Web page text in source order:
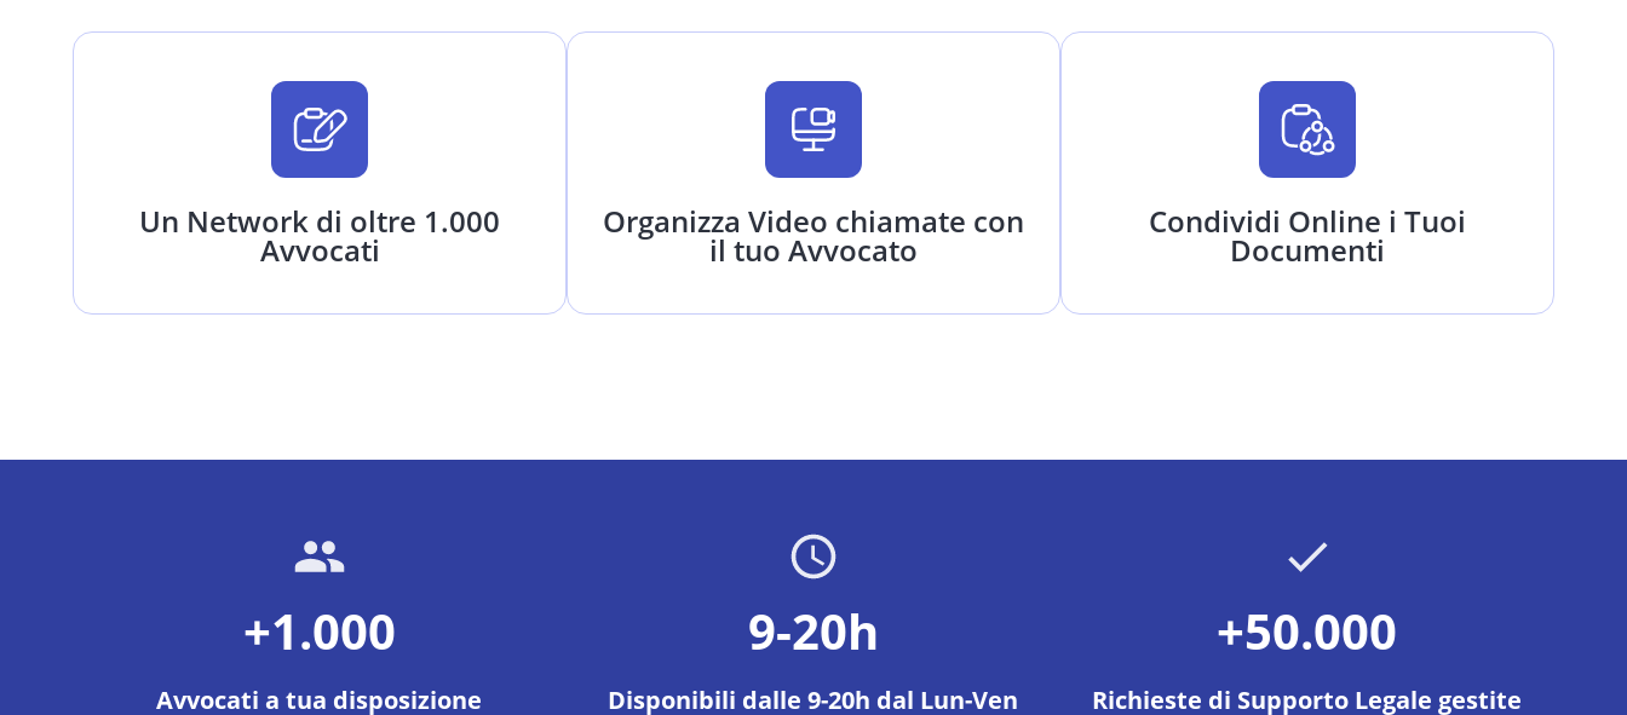
Un Network di oltre 1.000
Avvocati
Organizza Video chiamate con
il tuo Avvocato
Condividi Online i Tuoi
Documenti
+1.000
Avvocati a tua disposizione
9-20h
Disponibili dalle 9-20h dal Lun-Ven
+50.000
Richieste di Supporto Legale gestite